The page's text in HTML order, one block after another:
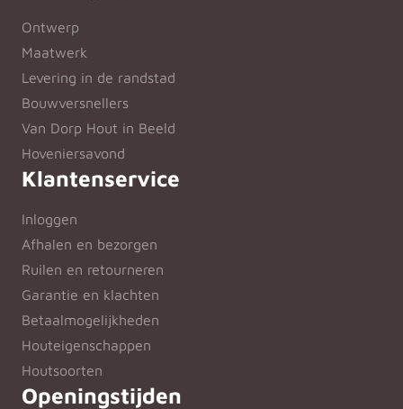
Ontwerp
Maatwerk
Levering in de randstad
Bouwversnellers
Van Dorp Hout in Beeld
Hoveniersavond
Klantenservice
Inloggen
Afhalen en bezorgen
Ruilen en retourneren
Garantie en klachten
Betaalmogelijkheden
Houteigenschappen
Houtsoorten
Openingstijden